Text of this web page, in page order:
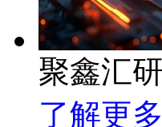
聚鑫汇
了解更多